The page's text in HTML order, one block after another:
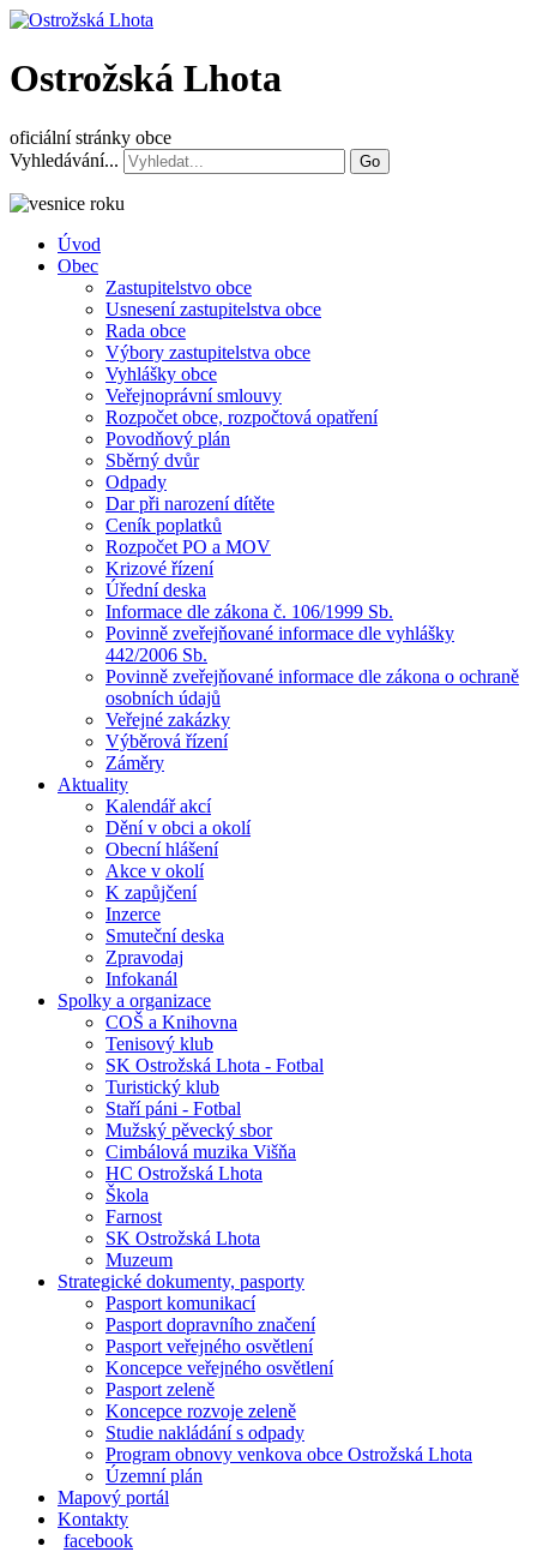
Ostrožská Lhota
oficiální stránky obce
Vyhledávání...
Go
Úvod
Obec
Zastupitelstvo obce
Usnesení zastupitelstva obce
Rada obce
Výbory zastupitelstva obce
Vyhlášky obce
Veřejnoprávní smlouvy
Rozpočet obce, rozpočtová opatření
Povodňový plán
Sběrný dvůr
Odpady
Dar při narození dítěte
Ceník poplatků
Rozpočet PO a MOV
Krizové řízení
Úřední deska
Informace dle zákona č. 106/1999 Sb.
Povinně zveřejňované informace dle vyhlášky
442/2006 Sb.
Povinně zveřejňované informace dle zákona o ochraně
osobních údajů
Veřejné zakázky
Výběrová řízení
Záměry
Aktuality
Kalendář akcí
Dění v obci a okolí
Obecní hlášení
Akce v okolí
K zapůjčení
Inzerce
Smuteční deska
Zpravodaj
Infokanál
Spolky a organizace
COŠ a Knihovna
Tenisový klub
SK Ostrožská Lhota - Fotbal
Turistický klub
Staří páni - Fotbal
Mužský pěvecký sbor
Cimbálová muzika Višňa
HC Ostrožská Lhota
Škola
Farnost
SK Ostrožská Lhota
Muzeum
Strategické dokumenty, pasporty
Pasport komunikací
Pasport dopravního značení
Pasport veřejného osvětlení
Koncepce veřejného osvětlení
Pasport zeleně
Koncepce rozvoje zeleně
Studie nakládání s odpady
Program obnovy venkova obce Ostrožská Lhota
Územní plán
Mapový portál
Kontakty
facebook